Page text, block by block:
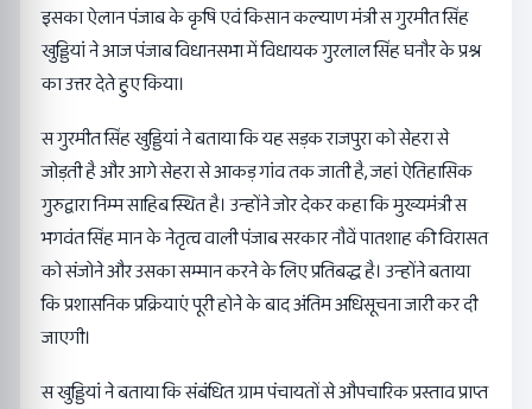
इसका ऐलान पंजाब के कृषि एवं किसान कल्याण मंत्री स गुरमीत सिंह
खुड्डियां ने आज पंजाब विधानसभा में विधायक गुरलाल सिंह घनौर के प्रश्न
का उत्तर देते हुए किया।
स गुरमीत सिंह खुड्डियां ने बताया कि यह सड़क राजपुरा को सेहरा से
जोड़ती है और आगे सेहरा से आकड़ गांव तक जाती है, जहां ऐतिहासिक
गुरुद्वारा निम्म साहिब स्थित है। उन्होंने जोर देकर कहा कि मुख्यमंत्री स
भगवंत सिंह मान के नेतृत्व वाली पंजाब सरकार नौवें पातशाह की विरासत
को संजोने और उसका सम्मान करने के लिए प्रतिबद्ध है। उन्होंने बताया
कि प्रशासनिक प्रक्रियाएं पूरी होने के बाद अंतिम अधिसूचना जारी कर दी
जाएगी।
स खुड्डियां ने बताया कि संबंधित ग्राम पंचायतों से औपचारिक प्रस्ताव प्राप्त